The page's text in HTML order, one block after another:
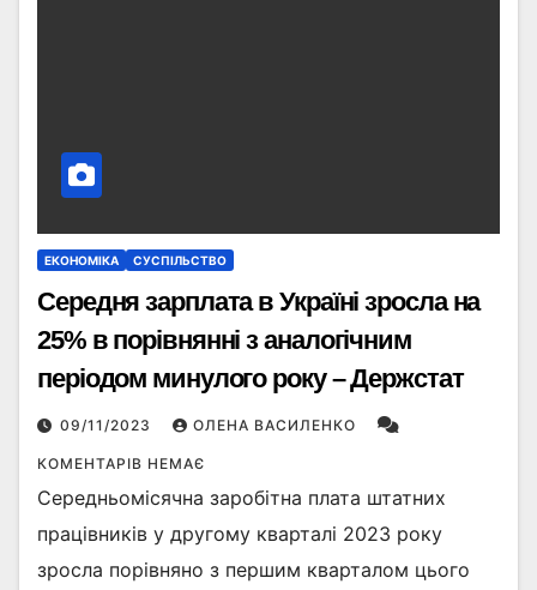
ЕКОНОМІКА СУСПІЛЬСТВО
Середня зарплата в Україні зросла на
25% в порівнянні з аналогічним
періодом минулого року – Держстат
09/11/2023 ОЛЕНА ВАСИЛЕНКО
КОМЕНТАРІВ НЕМАЄ
Середньомісячна заробітна плата штатних
працівників у другому кварталі 2023 року
зросла порівняно з першим кварталом цього